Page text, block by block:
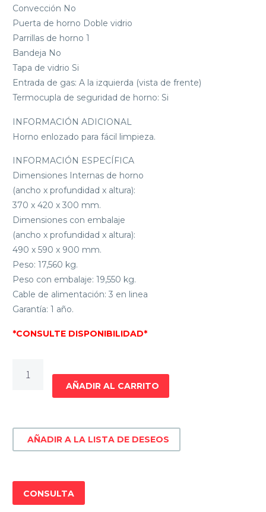
Convección No
Puerta de horno Doble vidrio
Parrillas de horno 1
Bandeja No
Tapa de vidrio Si
Entrada de gas: A la izquierda (vista de frente)
Termocupla de seguridad de horno: Si
INFORMACIÓN ADICIONAL
Horno enlozado para fácil limpieza.
INFORMACIÓN ESPECÍFICA
Dimensiones Internas de horno
(ancho x profundidad x altura):
370 x 420 x 300 mm.
Dimensiones con embalaje
(ancho x profundidad x altura):
490 x 590 x 900 mm.
Peso: 17,560 kg.
Peso con embalaje: 19,550 kg.
Cable de alimentación: 3 en linea
Garantía: 1 año.
*CONSULTE DISPONIBILIDAD*
C
B
cantidad
AÑADIR AL CARRITO
AÑADIR A LA LISTA DE DESEOS
CONSULTA